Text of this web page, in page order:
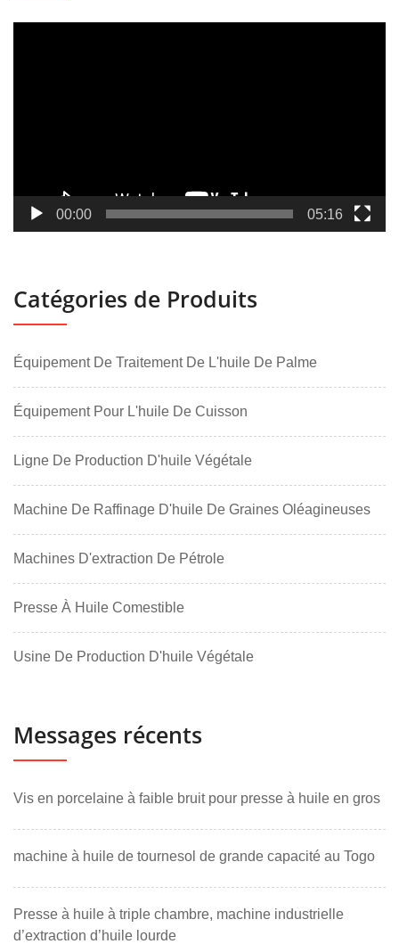
00:00 05:16
Catégories de Produits
Équipement De Traitement De L'huile De Palme
Équipement Pour L'huile De Cuisson
Ligne De Production D'huile Végétale
Machine De Raffinage D'huile De Graines Oléagineuses
Machines D'extraction De Pétrole
Presse À Huile Comestible
Usine De Production D'huile Végétale
Messages récents
Vis en porcelaine à faible bruit pour presse à huile en gros
machine à huile de tournesol de grande capacité au Togo
Presse à huile à triple chambre, machine industrielle
d’extraction d’huile lourde